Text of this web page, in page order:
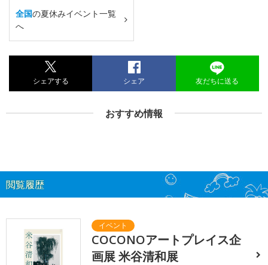
全国の夏休みイベント一覧
へ
シェアする シェア 友だちに送る
おすすめ情報
閲覧履歴
COCONOアートプレイス企
画展 米谷清和展